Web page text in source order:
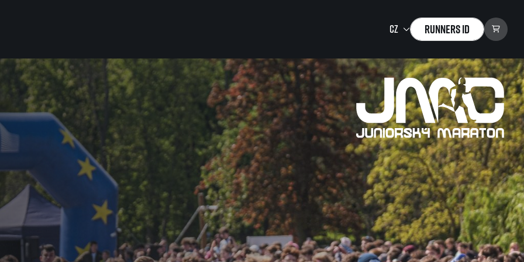
Runners ID
Pro běžce
Pro závodníky
Pravidla a všeobecné informace
Vše k pojištění
Přeregistrace na jiného závodníka
Pověření k vyzvednutí čísla
Reklamace výsledků
Vaše Fotografie
Inspirace
Příběhy běžců
RunCzech Story
AIMS Race Calendar
Užitečné
O nás
Kontakt
Náš tým
Naši partneři
Historie
Pro veřejnost
FAQ (Často kladené dotazy)
Oznámení fúze
Dobrovolníci
Dárkové poukazy
Šablony k dárkovému poukazu ke
Running Mall
Vítejte v Running Mall
Kalendář
Individuální trénink
Skupinové tréninky
Firemní tréninky
Masáže